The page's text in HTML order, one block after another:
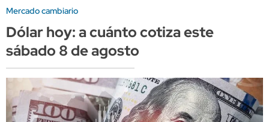
Mercado cambiario
Dólar hoy: a cuánto cotiza este
sábado 8 de agosto